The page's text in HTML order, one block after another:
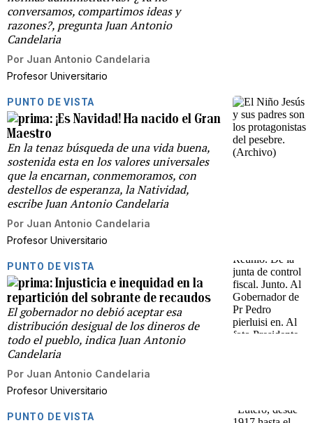
conversamos, compartimos ideas y
razones?, pregunta Juan Antonio
Candelaria
Por Juan Antonio Candelaria
Profesor Universitario
PUNTO DE VISTA
¡Es Navidad! Ha nacido el Gran
Maestro
En la tenaz búsqueda de una vida buena,
sostenida esta en los valores universales
que la encarnan, conmemoramos, con
destellos de esperanza, la Natividad,
escribe Juan Antonio Candelaria
Por Juan Antonio Candelaria
Profesor Universitario
PUNTO DE VISTA
Injusticia e inequidad en la
repartición del sobrante de recaudos
El gobernador no debió aceptar esa
distribución desigual de los dineros de
todo el pueblo, indica Juan Antonio
Candelaria
Por Juan Antonio Candelaria
Profesor Universitario
PUNTO DE VISTA